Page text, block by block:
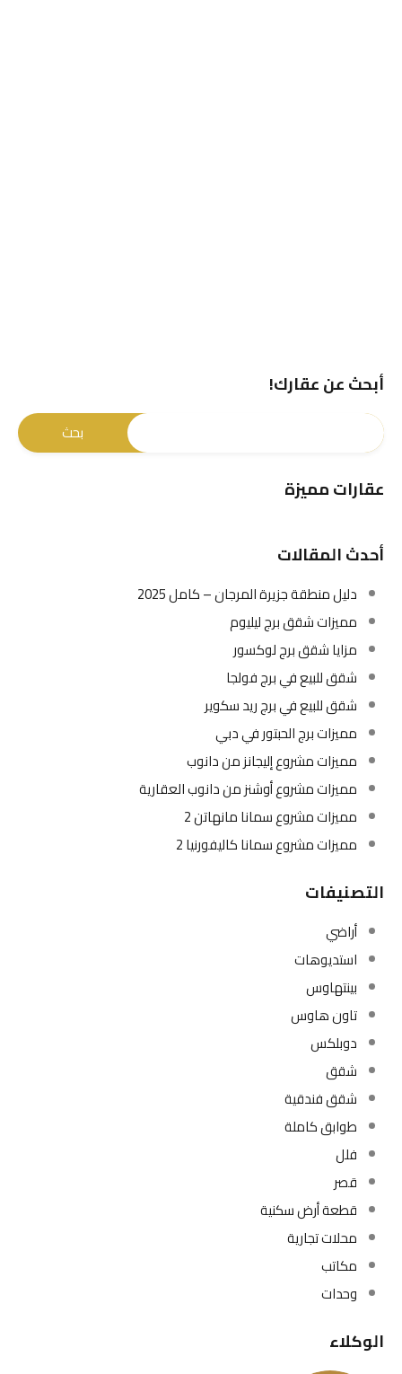
أبحث عن عقارك!
عقارات مميزة
أحدث المقالات
دليل منطقة جزيرة المرجان – كامل 2025
مميزات شقق برج ليليوم
مزايا شقق برج لوكسور
شقق للبيع في برج فولجا
شقق للبيع في برج ريد سكوير
مميزات برج الحبتور في دبي
مميزات مشروع إليجانز من دانوب
مميزات مشروع أوشنز من دانوب العقارية
مميزات مشروع سمانا مانهاتن 2
مميزات مشروع سمانا كاليفورنيا 2
التصنيفات
أراضي
استديوهات
بينتهاوس
تاون هاوس
دوبلكس
شقق
شقق فندقية
طوابق كاملة
فلل
قصر
قطعة أرض سكنية
محلات تجارية
مكاتب
وحدات
الوكلاء